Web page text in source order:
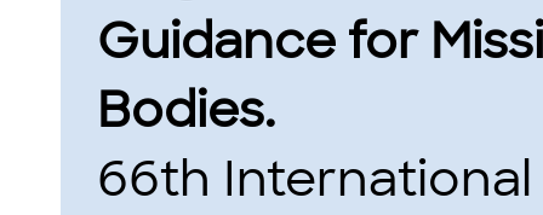
Guidance for
Bodies.
66th